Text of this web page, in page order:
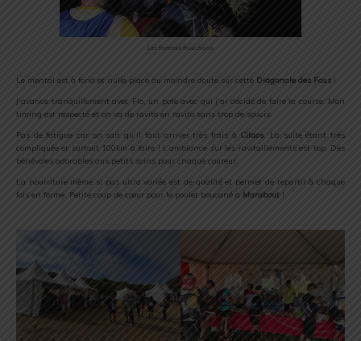
Les fameux bouchons
Le mental est à fond et nulle place au moindre doute sur cette Diagonale des Fous !
J’avance tranquillement avec Flo, un pote avec qui j’ai décidé de faire la course. Mon
timing est respecté et on va de ravito en ravito sans trop de soucis.
Pas de fatigue car on sait qu’il faut arriver très frais à Cilaos. La suite étant très
compliquée et surtout 100km à faire ! L’ambiance sur les ravitaillements est top. Des
bénévoles adorables aux petits soins pour chaque coureur.
La nourriture même si pas ultra variée est de qualité et permet de repartir à chaque
fois en forme. Petite coup de cœur pour le poulet boucané à Marabout !